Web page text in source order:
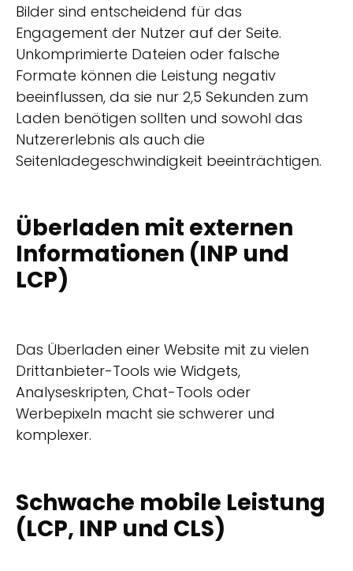
Bilder sind entscheidend für das
Engagement der Nutzer auf der Seite.
Unkomprimierte Dateien oder falsche
Formate können die Leistung negativ
beeinflussen, da sie nur 2,5 Sekunden zum
Laden benötigen sollten und sowohl das
Nutzererlebnis als auch die
Seitenladegeschwindigkeit beeinträchtigen.
Überladen mit externen
Informationen (INP und
LCP)
Das Überladen einer Website mit zu vielen
Drittanbieter-Tools wie Widgets,
Analyseskripten, Chat-Tools oder
Werbepixeln macht sie schwerer und
komplexer.
Schwache mobile Leistung
(LCP, INP und CLS)